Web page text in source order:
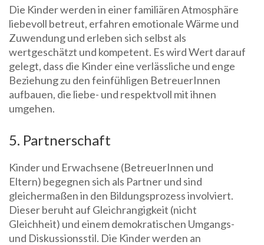
Die Kinder werden in einer familiären Atmosphäre
liebevoll betreut, erfahren emotionale Wärme und
Zuwendung und erleben sich selbst als
wertgeschätzt und kompetent. Es wird Wert darauf
gelegt, dass die Kinder eine verlässliche und enge
Beziehung zu den feinfühligen BetreuerInnen
aufbauen, die liebe- und respektvoll mit ihnen
umgehen.
5. Partnerschaft
Kinder und Erwachsene (BetreuerInnen und
Eltern) begegnen sich als Partner und sind
gleichermaßen in den Bildungsprozess involviert.
Dieser beruht auf Gleichrangigkeit (nicht
Gleichheit) und einem demokratischen Umgangs-
und Diskussionsstil. Die Kinder werden an